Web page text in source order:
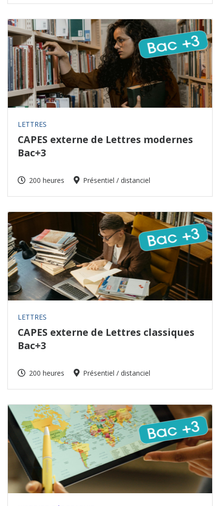
LETTRES
CAPES externe de Lettres modernes
Bac+3
200 heures Présentiel / distanciel
LETTRES
CAPES externe de Lettres classiques
Bac+3
200 heures Présentiel / distanciel